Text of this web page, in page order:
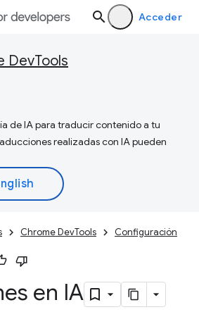
Acceder
DevTools
de IA para traducir contenido a tu
realizadas con IA pueden
Chrome DevTools Configuración
en IA